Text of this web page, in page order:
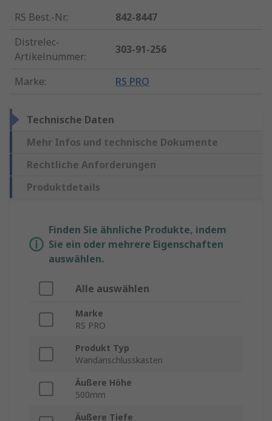
RS Best.-Nr.:
842-8447
Distrelec-
Artikelnummer:
303-91-256
Marke: RS PRO
Technische Daten
Mehr Infos und technische Dokumente
Rechtliche Anforderungen
Produktdetails
Finden Sie ähnliche Produkte, indem
Sie ein oder mehrere Eigenschaften
auswählen.
Alle auswählen
Marke
RS PRO
Produkt Typ
Wandanschlusskasten
Äußere Höhe
500mm
Äußere Tiefe